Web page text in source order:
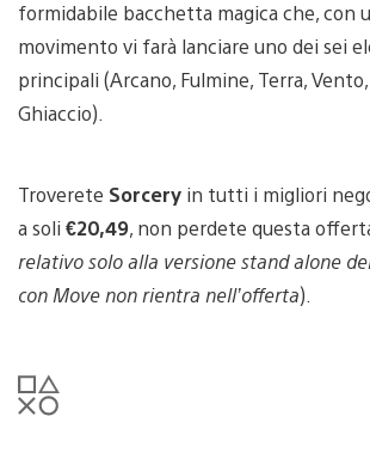
formidabile bacchetta magica che, con
movimento vi farà lanciare uno dei sei
principali (Arcano, Fulmine, Terra, Vento,
Ghiaccio).
Troverete Sorcery in tutti i migliori
a soli €20,49, non perdete questa
relativo solo alla versione stand alone
con Move non rientra nell’offerta).